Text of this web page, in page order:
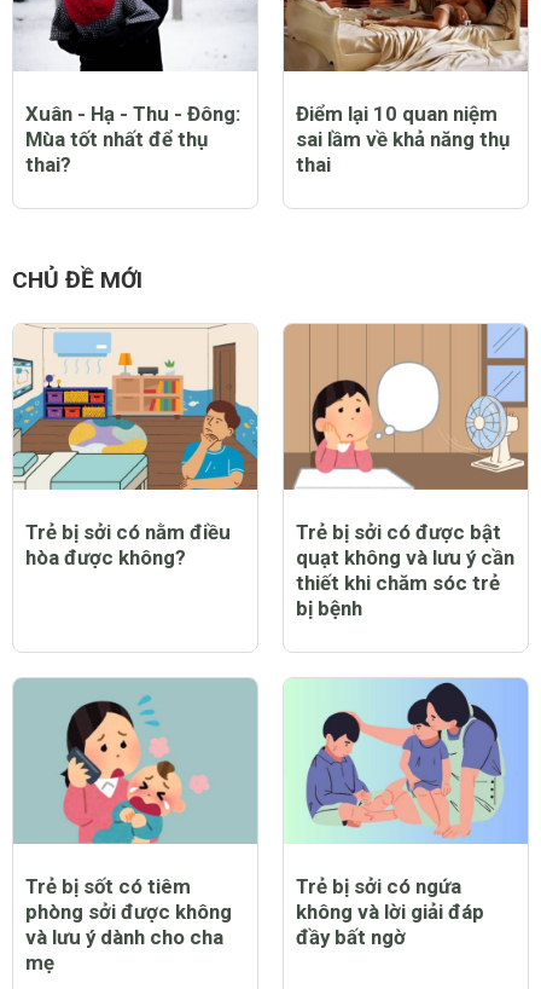
Xuân - Hạ - Thu - Đông:
Mùa tốt nhất để thụ
thai?
Điểm lại 10 quan niệm
sai lầm về khả năng thụ
thai
CHỦ ĐỀ MỚI
Trẻ bị sởi có nằm điều
hòa được không?
Trẻ bị sởi có được bật
quạt không và lưu ý cần
thiết khi chăm sóc trẻ
bị bệnh
Trẻ bị sốt có tiêm
phòng sởi được không
và lưu ý dành cho cha
mẹ
Trẻ bị sởi có ngứa
không và lời giải đáp
đầy bất ngờ